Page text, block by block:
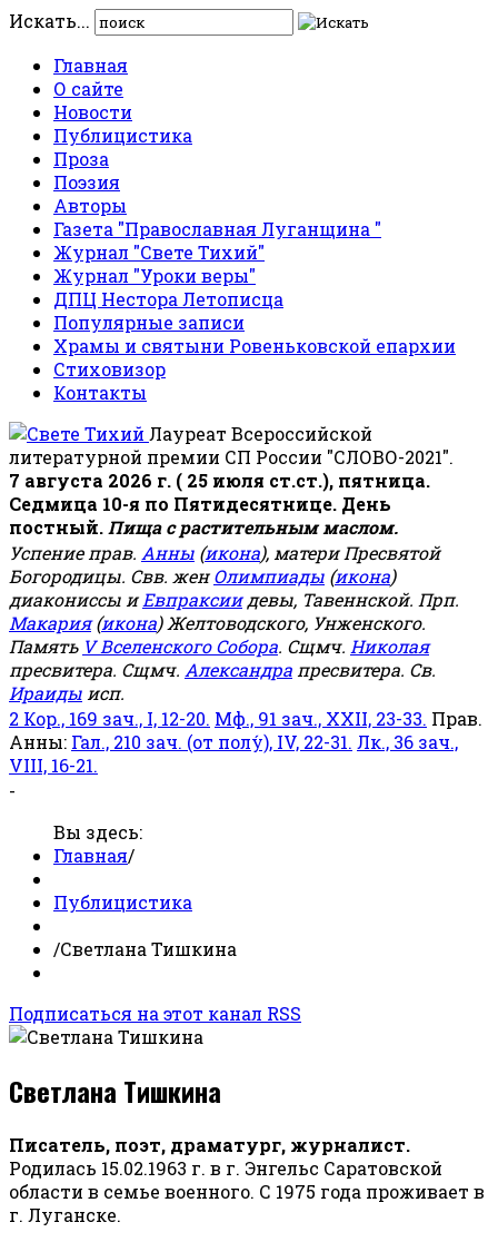
Искать...
Главная
О сайте
Новости
Публицистика
Проза
Поэзия
Авторы
Газета "Православная Луганщина "
Журнал "Свете Тихий"
Журнал "Уроки веры"
ДПЦ Нестора Летописца
Популярные записи
Храмы и святыни Ровеньковской епархии
Стиховизор
Контакты
Лауреат Всероссийской
литературной премии СП России "СЛОВО-2021".
7 августа 2026 г. ( 25 июля ст.ст.), пятница.
Седмица 10-я по Пятидесятнице. День
постный. Пища с растительным маслом.
Успение прав. Анны (икона), матери Пресвятой
Богородицы. Свв. женОлимпиады (икона)
диакониссы иЕвпраксиидевы, Тавеннской. Прп.
Макария(икона) Желтоводского, Унженского.
Память V Вселенского Собора. Сщмч. Николая
пресвитера. Сщмч. Александра пресвитера. Св.
Ираиды исп.
2 Кор., 169 зач., I, 12-20. Мф., 91 зач., XXII, 23-33. Прав.
Анны: Гал., 210 зач. (от полу́), IV, 22-31. Лк., 36 зач.,
VIII, 16-21.
-
Вы здесь:
Главная/
Публицистика
/Светлана Тишкина
Подписаться на этот канал RSS
Светлана Тишкина
Писатель, поэт, драматург, журналист.
Родилась 15.02.1963 г. в г. Энгельс Саратовской
области в семье военного. С 1975 года проживает в
г. Луганске.